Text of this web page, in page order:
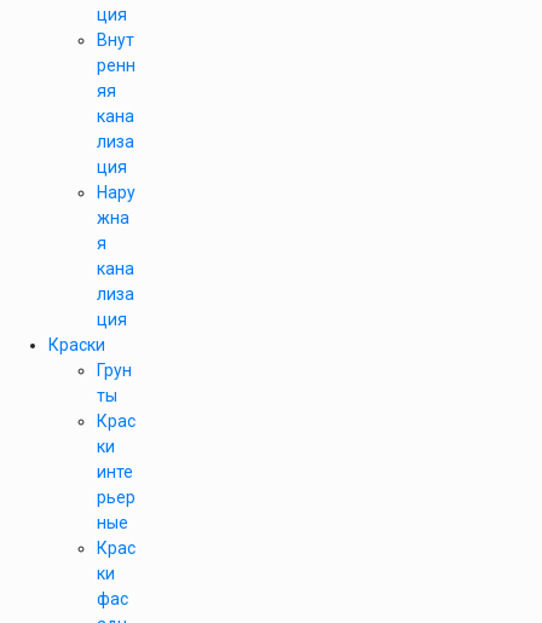
ция
Внут
ренн
яя
кана
лиза
ция
Нару
жна
я
кана
лиза
ция
Краски
Грун
ты
Крас
ки
инте
рьер
ные
Крас
ки
фас